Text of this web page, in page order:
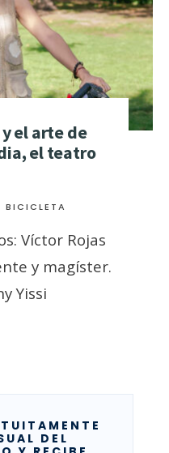
el arte de
el teatro
BICICLETA
Víctor Rojas
y magíster.
Yissi
DEL